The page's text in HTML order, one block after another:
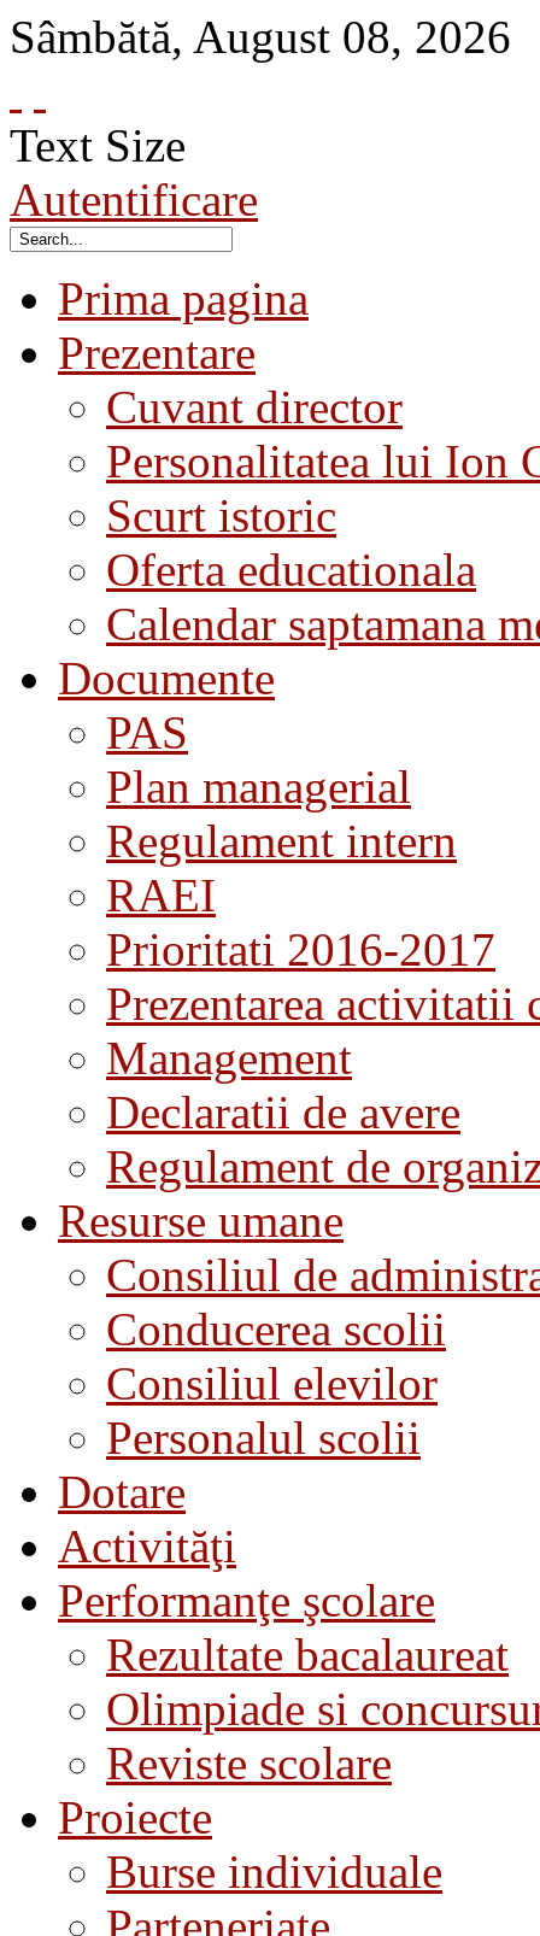
Sâmbătă, August 08, 2026
Text Size
Autentificare
Prima pagina
Prezentare
Cuvant director
Personalitatea lui Ion
Scurt istoric
Oferta educationala
Calendar saptamana
Documente
PAS
Plan managerial
Regulament intern
RAEI
Prioritati 2016-2017
Prezentarea activitatii
Management
Declaratii de avere
Regulament de
Resurse umane
Consiliul de
Conducerea scolii
Consiliul elevilor
Personalul scolii
Dotare
Activităţi
Performanţe şcolare
Rezultate bacalaureat
Olimpiade si
Reviste scolare
Proiecte
Burse individuale